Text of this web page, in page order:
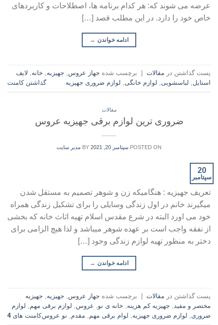
عرضه می شوند که: هر کدام برنامه ها، اصطلاحات و کاربردهای
خاص خود را دارد. در این مطلب قصد […]
ادامه خواندن →
پست گذاشتن در مقالات برچسب شده جهاز عروس, جهیزیه, خانه, لایف
استایل, لباسشویی, لوازم خانگی, لوازم ضروری جهیزیه گذاشتن کامنت
مقالات
ضروری ترین لوازم برقی جهیزیه عروس
POSTED ON سپتامبر 20, 2021 BY مدیر سایت
20
سپتامبر
تعریف جهیزیه : هنگامیکه زن و شوهر تصمیم به مستقل شدن
میگیرند خانم در اول زندگی وسایلی را برای تشکیل زندگی همراه
خود می اورد البته در شرع مقدس اسلام تهیه اثاث خانه که بخشی
از نفقه واجب است بر عهده شوهر میباشد و لذا هیچ الزامی برای
دختر به منظور تهیه لوازم زندگی وجود […]
ادامه خواندن →
پست گذاشتن در مقالات برچسب شده جهاز عروس, جهیزیه, جهیزیه
مختصر و مفید, جهیزیه کم هزینه, خانه ی نو, عروس, لوازم برقی مهم, لوازم
ضروری, لوازم ضروری جهیزیه, لوام برقی مهم, مقدم, نو عروسکامنت های4